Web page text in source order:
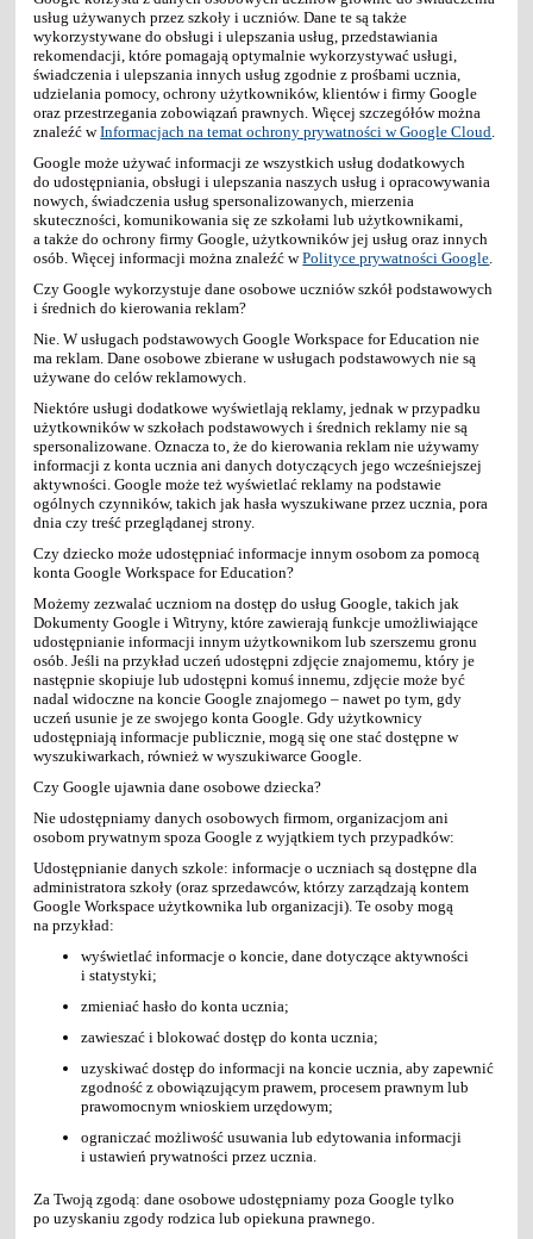
usług używanych przez szkoły i uczniów. Dane te są także
wykorzystywane do obsługi i ulepszania usług, przedstawiania
rekomendacji, które pomagają optymalnie wykorzystywać usługi,
świadczenia i ulepszania innych usług zgodnie z prośbami ucznia,
udzielania pomocy, ochrony użytkowników, klientów i firmy Google
oraz przestrzegania zobowiązań prawnych. Więcej szczegółów można
znaleźć wInformacjach na temat ochrony prywatności w Google Cloud.
Google może używać informacji ze wszystkich usług dodatkowych
do udostępniania, obsługi i ulepszania naszych usług i opracowywania
nowych, świadczenia usług spersonalizowanych, mierzenia
skuteczności, komunikowania się ze szkołami lub użytkownikami,
a także do ochrony firmy Google, użytkowników jej usług oraz innych
osób. Więcej informacji można znaleźć wPolityce prywatności Google.
Czy Google wykorzystuje dane osobowe uczniów szkół podstawowych
i średnich do kierowania reklam?
Nie. W usługach podstawowych Google Workspace for Education nie
ma reklam. Dane osobowe zbierane w usługach podstawowych nie są
używane do celów reklamowych.
Niektóre usługi dodatkowe wyświetlają reklamy, jednak w przypadku
użytkowników w szkołach podstawowych i średnich reklamy nie są
spersonalizowane. Oznacza to, że do kierowania reklam nie używamy
informacji z konta ucznia ani danych dotyczących jego wcześniejszej
aktywności. Google może też wyświetlać reklamy na podstawie
ogólnych czynników, takich jak hasła wyszukiwane przez ucznia, pora
dnia czy treść przeglądanej strony.
Czy dziecko może udostępniać informacje innym osobom za pomocą
konta Google Workspace for Education?
Możemy zezwalać uczniom na dostęp do usług Google, takich jak
Dokumenty Google i Witryny, które zawierają funkcje umożliwiające
udostępnianie informacji innym użytkownikom lub szerszemu gronu
osób. Jeśli na przykład uczeń udostępni zdjęcie znajomemu, który je
następnie skopiuje lub udostępni komuś innemu, zdjęcie może być
nadal widoczne na koncie Google znajomego – nawet po tym, gdy
uczeń usunie je ze swojego konta Google. Gdy użytkownicy
udostępniają informacje publicznie, mogą się one stać dostępne w
wyszukiwarkach, również w wyszukiwarce Google.
Czy Google ujawnia dane osobowe dziecka?
Nie udostępniamy danych osobowych firmom, organizacjom ani
osobom prywatnym spoza Google z wyjątkiem tych przypadków:
Udostępnianie danych szkole: informacje o uczniach są dostępne dla
administratora szkoły (oraz sprzedawców, którzy zarządzają kontem
Google Workspace użytkownika lub organizacji). Te osoby mogą
na przykład:
wyświetlać informacje o koncie, dane dotyczące aktywności
i statystyki;
zmieniać hasło do konta ucznia;
zawieszać i blokować dostęp do konta ucznia;
uzyskiwać dostęp do informacji na koncie ucznia, aby zapewnić
zgodność z obowiązującym prawem, procesem prawnym lub
prawomocnym wnioskiem urzędowym;
ograniczać możliwość usuwania lub edytowania informacji
i ustawień prywatności przez ucznia.
Za Twoją zgodą: dane osobowe udostępniamy poza Google tylko
po uzyskaniu zgody rodzica lub opiekuna prawnego.